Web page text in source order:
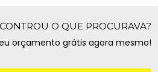
O QUE PROCURAVA?
orçamento grátis agora mesmo!